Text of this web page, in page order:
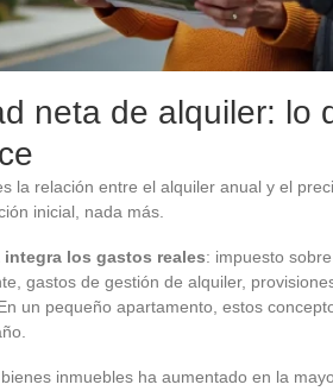
neta de alquiler: lo
la relación entre el alquiler anual y el
inicial, nada más.
los gastos reales: impuesto
gastos de gestión de alquiler,
un pequeño apartamento, estos
inmuebles ha aumentado en la